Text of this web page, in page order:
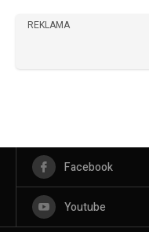
REKLAMA
Facebook
Youtube